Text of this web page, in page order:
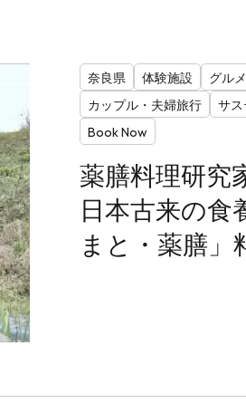
奈良県 体験施設 グル
カップル・夫婦旅行
サ
Book Now
薬膳料理研究
日本古来の食
まと・薬膳」